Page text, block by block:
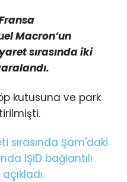
Macron’un
sırasında iki
kutusuna ve park